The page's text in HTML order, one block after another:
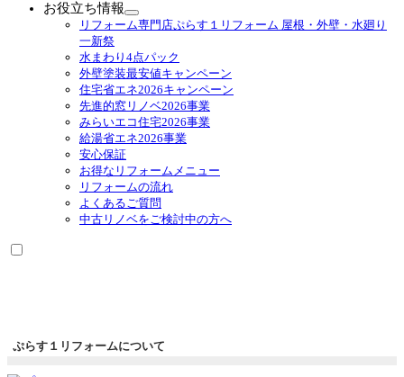
ニ
ュ
を
展
開
お役立ち情報
サ
メ
ニ
ュ
ー
を
展
リフォーム専門店ぷらす１リフォーム 屋根・外壁・水廻り
一新祭
水まわり4点パック
外壁塗装最安値キャンペーン
住宅省エネ2026キャンペーン
先進的窓リノベ2026事業
みらいエコ住宅2026事業
給湯省エネ2026事業
安心保証
お得なリフォームメニュー
リフォームの流れ
よくあるご質問
中古リノベをご検討中の方へ
ぷらす１リフォームについて